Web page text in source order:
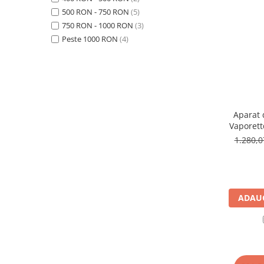
Accesorii statii de calcat
Accesorii curatatoare cu abur
Accesorii aspiratoare
500 RON - 750 RON (5)
750 RON - 1000 RON (3)
Peste 1000 RON (4)
Aparat
W, 2